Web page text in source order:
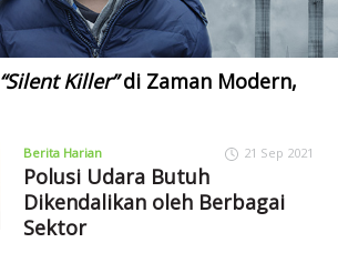
“Silent Killer”di Zaman Modern,
Berita Harian 21 Sep 2021
Polusi Udara Butuh
Dikendalikan oleh Berbagai
Sektor